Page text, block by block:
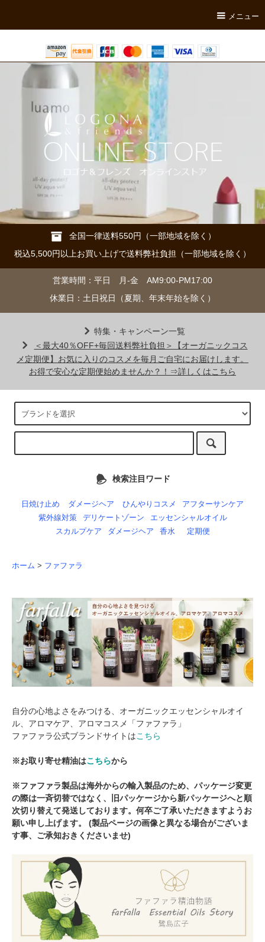
メニュー
全国一律送料550円（一部地域を除く）
税込5,500円以上お買い上げで送料弊社負担（一部地域を除く）
営業時間：平日 月-金 AM9:00-PM17:00
休業日：土日祝日（夏期、年末年始を除く）
特集・キャンペーン一覧
＜最大40％OFF+毎回送料弊社負担＞【オーガニックコス
メ定期便】お気に入りのコスメを毎月ご自宅にお届けします。
お得で安心な定期便始めませんか？！⇒詳しくはこちら
検索注目ワード
日焼け止め ダメージヘア ひんやりコスメ
アフターサンケア
紫外線対策
デリケートゾーン
エッセンシャルオイル
スカルプケア
ダメージヘア 香水 定期便
ホーム > ファファラ
自分の心地よさをみつける、オーガニックエッセンシャルオイ
ル、アロマケア、アロマコスメ「ファファラ」
ファファラ公式ブランドサイトはこちら
※お取り寄せ精油はこちらから
※ファファラ製品は海外からの輸入製品のため、パッケージ変更
の際は一斉切替ではなく、旧パッケージから新パッケージへと順
次切り替えて発送しております。何卒ご了承いただきますようお
願い申し上げます。 (製品ページの画像と異なる場合がございま
す事、ご承知おきくださいませ)